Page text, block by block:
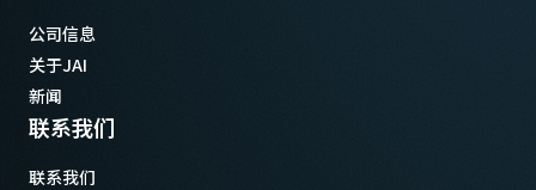
公司信息
关于JAI
新闻
联系我们
联系我们